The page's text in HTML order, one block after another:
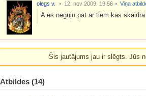
olegs v. 12. nov 2009. 19:56 Viņa
A es neguļu pat ar tiem kas
Šis jautājums jau ir slēgts. Jūs
Atbildes (14)